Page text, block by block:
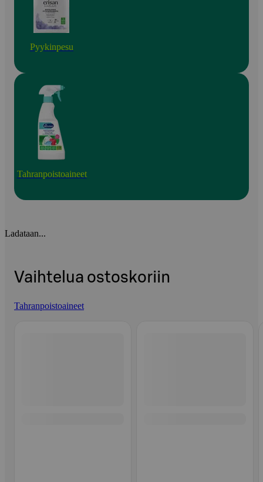
Pyykinpesu
Tahranpoistoaineet
Ladataan...
Vaihtelua ostoskoriin
Tahranpoistoaineet